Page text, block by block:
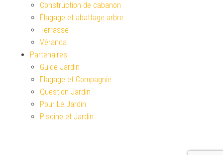
Construction de cabanon
Élagage et abattage arbre
Terrasse
Véranda
Partenaires
Guide Jardin
Elagage et Compagnie
Question Jardin
Pour Le Jardin
Piscine et Jardin